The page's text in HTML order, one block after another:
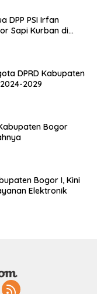
DPP PSI Irfan
Sapi Kurban di
DPRD Kabupaten
2029
Bogor
Bogor I, Kini
Elektronik